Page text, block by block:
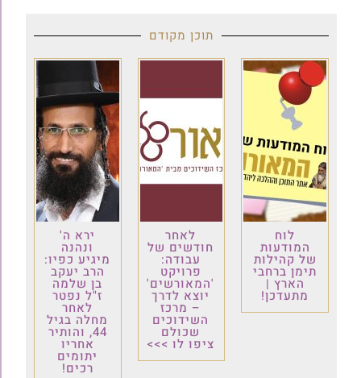
תוכן מקודם
לוח
המודעות
של קהילות
תימן ברחבי
הארץ |
מתעדכן!
לאחר
חודשים של
עבודה:
פרויקט
'המאורשים'
יוצא לדרך
– מרכז
השידוכים
שכולם
ציפו לו >>>
ירא ה'
ונהנה
מיגיע כפיו:
הרב יעקב
בן שלמה
ז"ל נפטר
לאחר
מחלה בגיל
44, והותיר
אחריו
יתומים
רכים!